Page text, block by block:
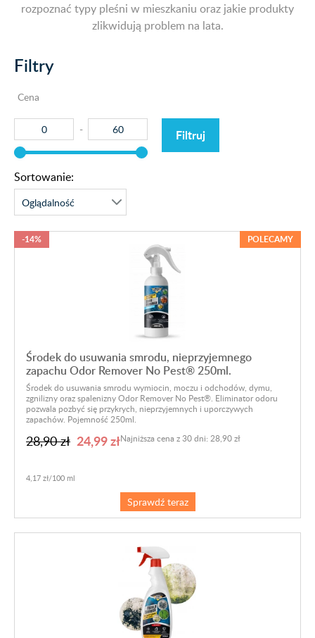
rozpoznać typy pleśni w mieszkaniu oraz jakie produkty
zlikwidują problem na lata.
Filtry
Cena
Filtruj
Sortowanie:
Środek do usuwania smrodu, nieprzyjemnego
zapachu Odor Remover No Pest® 250ml.
-14% POLECAMY
Środek do usuwania smrodu wymiocin, moczu i odchodów, dymu,
zgnilizny oraz spalenizny Odor Remover No Pest®. Eliminator odoru
pozwala pozbyć się przykrych, nieprzyjemnych i uporczywych
zapachów. Pojemność 250ml.
28,90 zł 24,99 zł
4,17 zł/100 ml
Najniższa cena z 30 dni: 28,90 zł
Sprawdź teraz